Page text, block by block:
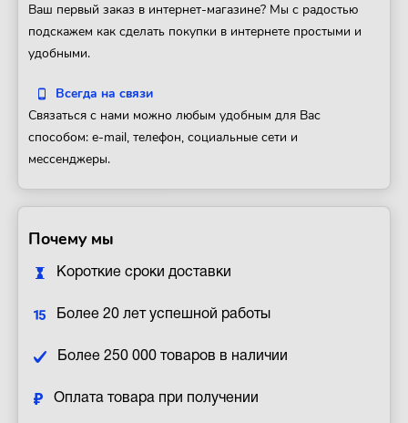
Ваш первый заказ в интернет-магазине? Мы с радостью
подскажем как сделать покупки в интернете простыми и
удобными.
Всегда на связи
Связаться с нами можно любым удобным для Вас
способом: e-mail, телефон, социальные сети и
мессенджеры.
Почему мы
Короткие сроки доставки
Более 20 лет успешной работы
Более 250 000 товаров в наличии
Оплата товара при получении